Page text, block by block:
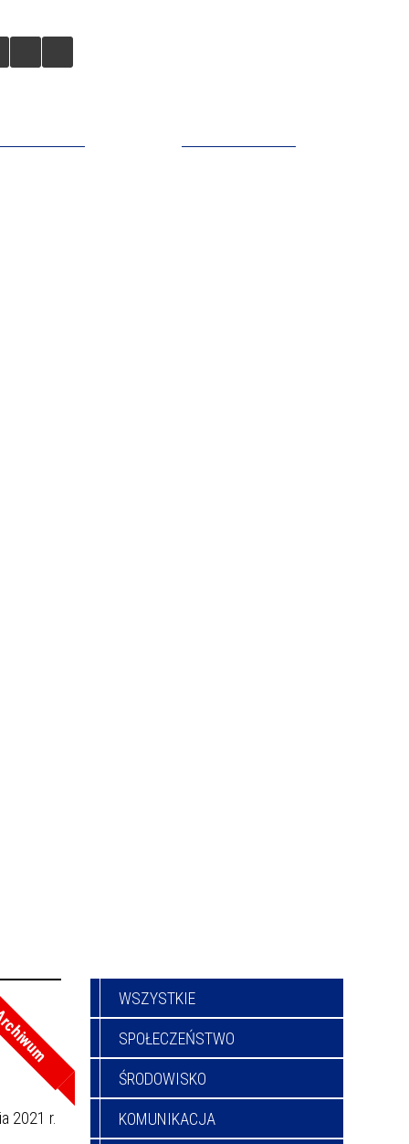
2021 r.
WSZYSTKIE
SPOŁECZEŃSTWO
ŚRODOWISKO
KOMUNIKACJA